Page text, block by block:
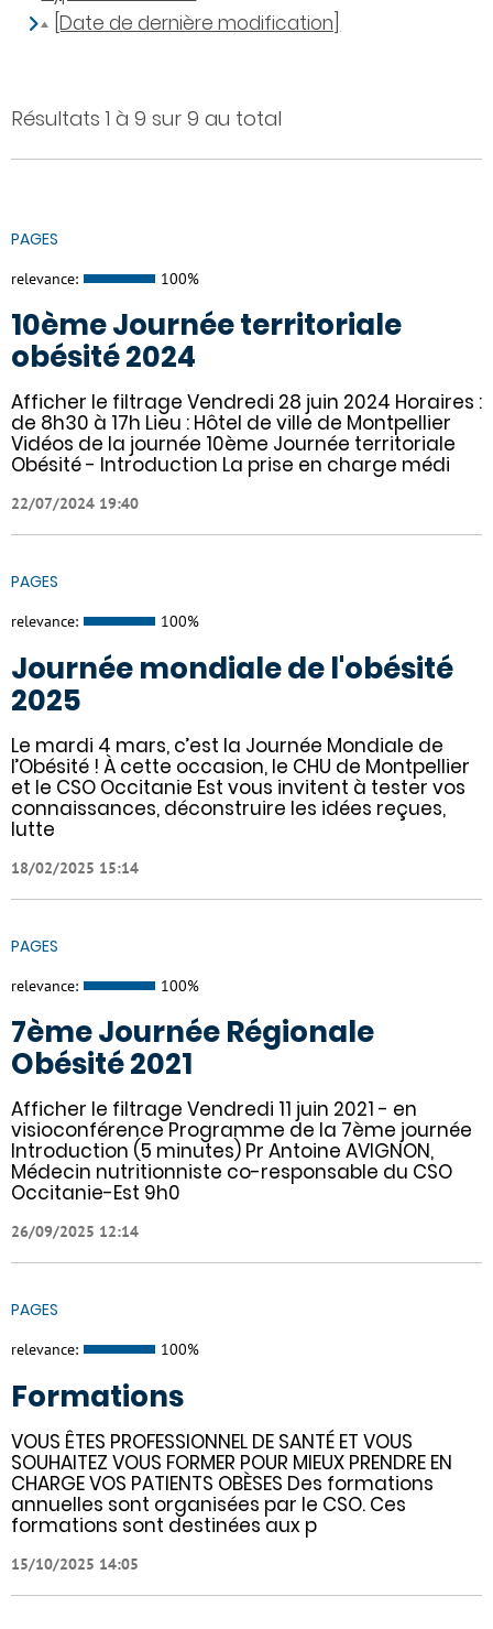
Résultats 1 à 9 sur 9 au total
PAGES
relevance: 100%
10ème Journée territoriale
obésité 2024
Afficher le filtrage Vendredi 28 juin 2024 Horaires :
de 8h30 à 17h Lieu : Hôtel de ville de Montpellier
Vidéos de la journée 10ème Journée territoriale
Obésité - Introduction La prise en charge médi
22/07/2024 19:40
PAGES
relevance: 100%
Journée mondiale de l'obésité
2025
Le mardi 4 mars, c’est la Journée Mondiale de
l’Obésité ! À cette occasion, le CHU de Montpellier
et le CSO Occitanie Est vous invitent à tester vos
connaissances, déconstruire les idées reçues,
lutte
18/02/2025 15:14
PAGES
relevance: 100%
7ème Journée Régionale
Obésité 2021
Afficher le filtrage Vendredi 11 juin 2021 - en
visioconférence Programme de la 7ème journée
Introduction (5 minutes) Pr Antoine AVIGNON,
Médecin nutritionniste co-responsable du CSO
Occitanie-Est 9h0
26/09/2025 12:14
PAGES
relevance: 100%
Formations
VOUS ÊTES PROFESSIONNEL DE SANTÉ ET VOUS
SOUHAITEZ VOUS FORMER POUR MIEUX PRENDRE EN
CHARGE VOS PATIENTS OBÈSES Des formations
annuelles sont organisées par le CSO. Ces
formations sont destinées aux p
15/10/2025 14:05
[Date de dernière modification]